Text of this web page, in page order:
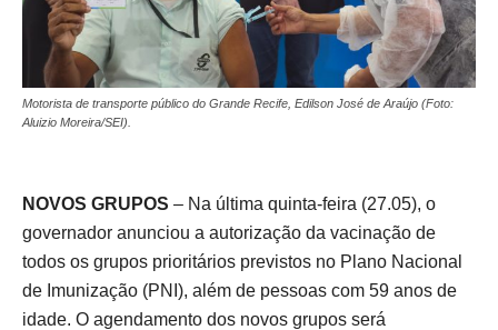
Motorista de transporte público do Grande Recife, Edilson José de Araújo (Foto:
Aluizio Moreira/SEI).
NOVOS GRUPOS – Na última quinta-feira (27.05), o
governador anunciou a autorização da vacinação de
todos os grupos prioritários previstos no Plano Nacional
de Imunização (PNI), além de pessoas com 59 anos de
idade. O agendamento dos novos grupos será